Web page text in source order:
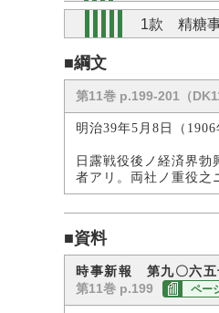
1款 精糖事
■綱文
第11巻 p.199-201（
明治39年5月8日（1906
日露戦役後ノ経済界
者アリ。両社ノ重役之
■資料
時事新報 第九〇六五
第11巻 p.199 ペー